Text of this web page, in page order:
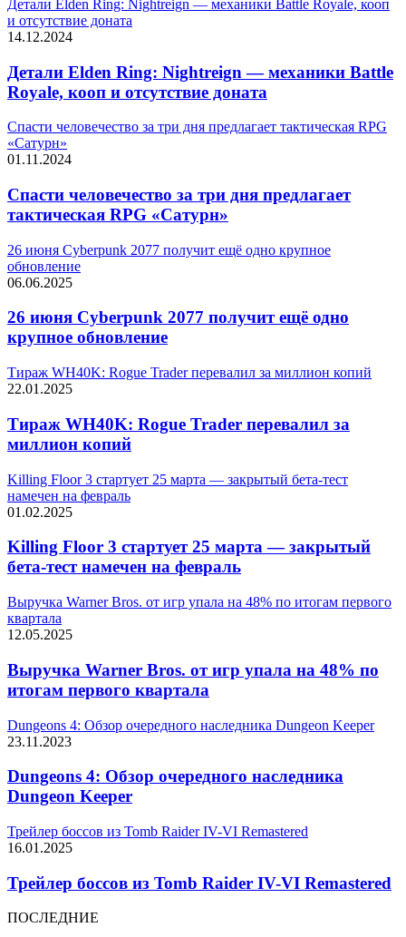
Детали Elden Ring: Nightreign — механики Battle Royale, кооп
и отсутствие доната
14.12.2024
Детали Elden Ring: Nightreign — механики Battle
Royale, кооп и отсутствие доната
Спасти человечество за три дня предлагает тактическая RPG
«Сатурн»
01.11.2024
Спасти человечество за три дня предлагает
тактическая RPG «Сатурн»
26 июня Cyberpunk 2077 получит ещё одно крупное
обновление
06.06.2025
26 июня Cyberpunk 2077 получит ещё одно
крупное обновление
Тираж WH40K: Rogue Trader перевалил за миллион копий
22.01.2025
Тираж WH40K: Rogue Trader перевалил за
миллион копий
Killing Floor 3 стартует 25 марта — закрытый бета-тест
намечен на февраль
01.02.2025
Killing Floor 3 стартует 25 марта — закрытый
бета-тест намечен на февраль
Выручка Warner Bros. от игр упала на 48% по итогам первого
квартала
12.05.2025
Выручка Warner Bros. от игр упала на 48% по
итогам первого квартала
Dungeons 4: Обзор очередного наследника Dungeon Keeper
23.11.2023
Dungeons 4: Обзор очередного наследника
Dungeon Keeper
Трейлер боссов из Tomb Raider IV-VI Remastered
16.01.2025
Трейлер боссов из Tomb Raider IV-VI Remastered
ПОСЛЕДНИЕ